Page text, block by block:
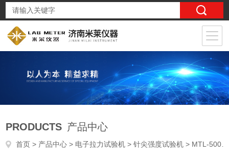
PRODUCTS 产品中心
首页 > 产品中心 > 电子拉力试验机 >针尖强度试验机 > MTL-500NYY/T1797吻合钉线缝合强度试验仪